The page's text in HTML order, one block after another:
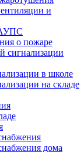
и
о пожаре
сигнализации
в школе
на складе
дома